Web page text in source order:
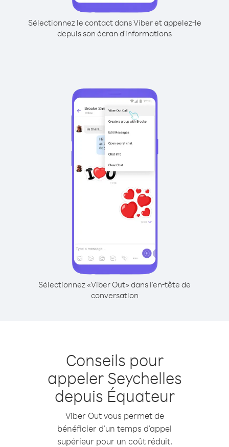
Sélectionnez le contact dans Viber et appelez-le
depuis son écran d'informations
Sélectionnez «Viber Out» dans l'en-tête de
conversation
Conseils pour
appeler Seychelles
depuis Équateur
Viber Out vous permet de
bénéficier d'un temps d'appel
supérieur pour un coût réduit.